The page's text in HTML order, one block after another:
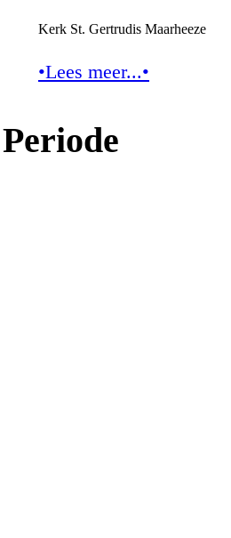
Kerk St. Gertrudis Maarheeze
•Lees meer...•